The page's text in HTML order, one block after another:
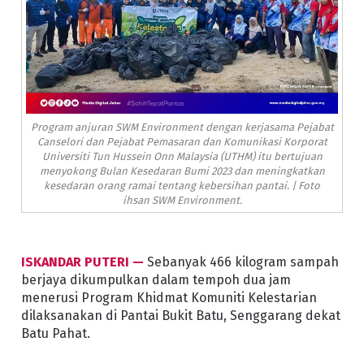
Program anjuran SWM Environment dengan kerjasama Pejabat
Canselori dan Pejabat Pemasaran dan Komunikasi Korporat
Universiti Tun Hussein Onn Malaysia (UTHM) itu bertujuan
menyokong Bulan Kesedaran Bumi 2023 dan meningkatkan
kesedaran orang ramai tentang kebersihan pantai. | Foto
ihsan SWM Environment.
ISKANDAR PUTERI — Sebanyak 466 kilogram sampah
berjaya dikumpulkan dalam tempoh dua jam
menerusi Program Khidmat Komuniti Kelestarian
dilaksanakan di Pantai Bukit Batu, Senggarang dekat
Batu Pahat.